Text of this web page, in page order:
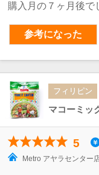
購入月の７ヶ月後で
参考になった
フィリピン
5
Metro アヤラセンター